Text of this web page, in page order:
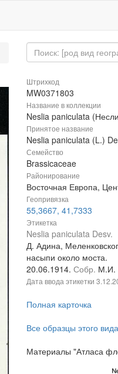
Штрихкод
MW0371803
Название в коллекции
Neslia paniculata
Принятое название
Neslia paniculata (L.)
Семейство
Brassicaceae
Районирование
Восточная Европа,
Геопривязка
55,3667, 41,7333
Этикетка
Neslia paniculata Desv.
Д. Адина,
насыпи около моста.
20.06.1914. Собр. М.И.
Дата ввода этикетки
Полная карточка
Все образцы этого вида
Материалы "Атласа